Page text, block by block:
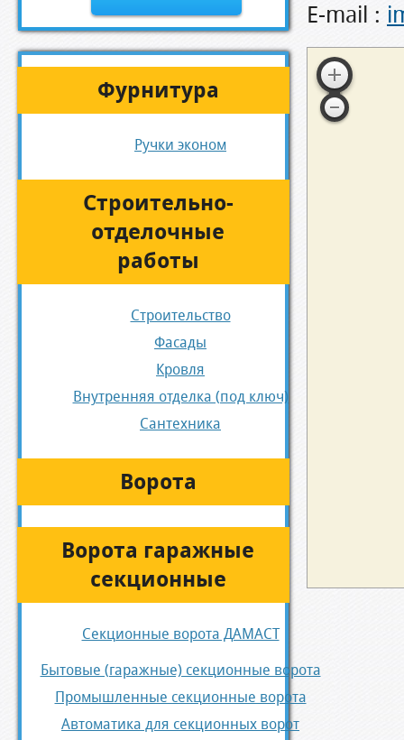
Фурнитура
Ручки эконом
Строительно-
отделочные
работы
Строительство
Фасады
Кровля
Внутренняя отделка (под ключ)
Сантехника
Ворота
Ворота гаражные
секционные
Секционные ворота ДАМАСТ
Бытовые (гаражные) секционные ворота
Промышленные секционные ворота
Автоматика для секционных ворот
E-mail : i